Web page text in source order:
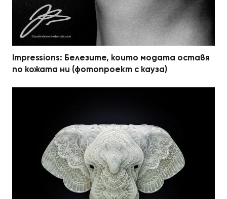
Impressions: Белезите, които модата оставя
по кожата ни (фотопроект с кауза)